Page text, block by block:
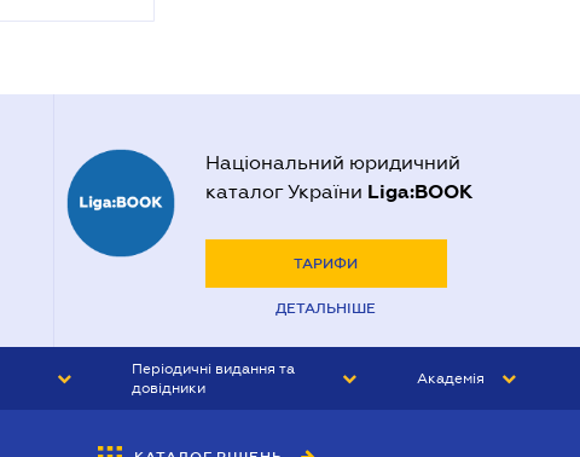
Національний юридичний
каталог України Liga:BOOK
ТАРИФИ
ДЕТАЛЬНІШЕ
Періодичні видання та
довідники
Академія